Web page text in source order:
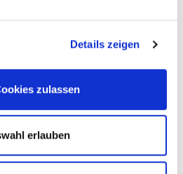
Details zeigen
zulassen
erlauben
13.232
Kreiskrankenhaus